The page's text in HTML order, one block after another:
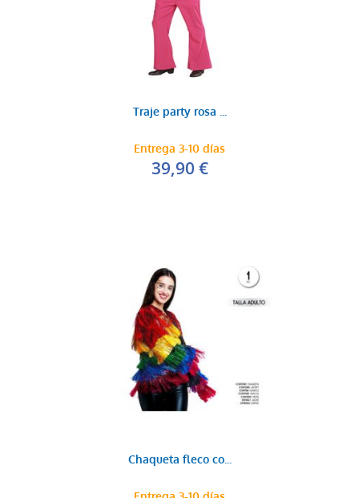
Traje party rosa ...
Entrega 3-10 días
39,90 €
Chaqueta fleco co...